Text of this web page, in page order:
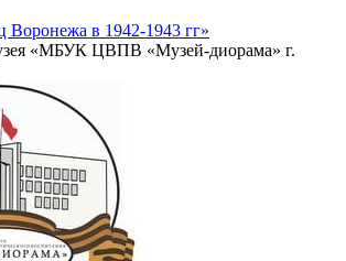
Воронежа в 1942-1943 гг»
«МБУК ЦВПВ «Музей-диорама» г.